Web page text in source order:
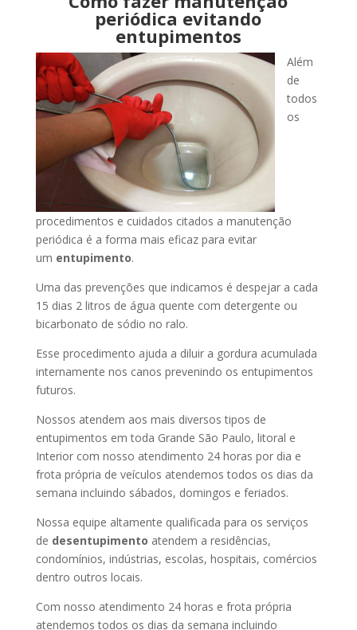
periódica evitando
entupimentos
Além
de
todos
os
procedimentos e cuidados citados a manutenção
periódica é a forma mais eficaz para evitar
um entupimento.
Uma das prevenções que indicamos é despejar a cada
15 dias 2 litros de água quente com detergente ou
bicarbonato de sódio no ralo.
Esse procedimento ajuda a diluir a gordura acumulada
internamente nos canos prevenindo os entupimentos
futuros.
Nossos atendem aos mais diversos tipos de
entupimentos em toda Grande São Paulo, litoral e
Interior com nosso atendimento 24 horas por dia e
frota própria de veículos atendemos todos os dias da
semana incluindo sábados, domingos e feriados.
Nossa equipe altamente qualificada para os serviços
de desentupimento atendem a residências,
condomínios, indústrias, escolas, hospitais, comércios
dentro outros locais.
Com nosso atendimento 24 horas e frota própria
atendemos todos os dias da semana incluindo